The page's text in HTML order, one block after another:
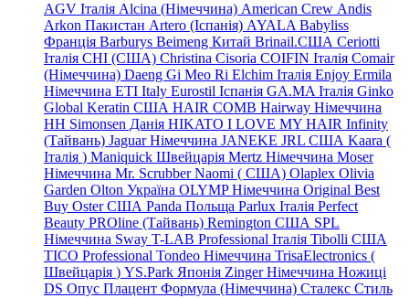
AGV Італія Alcina (Німеччина) American Crew Andis
Arkon Пакистан Artero (Іспанія) AYALA Babyliss
Франція Barburys Beimeng Китай Brinail.США Ceriotti
Італія CHI (США) Christina Cisoria COIFIN Італія Comair
(Німеччина) Daeng Gi Meo Ri Elchim Італія Enjoy Ermila
Німеччина ETI Italy Eurostil Іспанія GA.MA Італія Ginko
Global Keratin США HAIR COMB Hairway Німеччина
HH Simonsen Данія HIKATO I LOVE MY HAIR Infinity
(Тайвань) Jaguar Німеччина JANEKE JRL США Kaara (
Італія ) Maniquick Швейцарія Mertz Німеччина Moser
Німеччина Mr. Scrubber Naomi ( США) Olaplex Olivia
Garden Olton Україна OLYMP Німеччина Original Best
Buy Oster США Panda Польща Parlux Італія Perfect
Beauty PROline (Тайвань) Remington США SPL
Німеччина Sway T-LAB Professional Італія Tibolli США
TICO Professional Tondeo Німеччина TrisaElectronics (
Швейцарія ) YS.Park Японія Zinger Німеччина Ножиці
DS Опус Плацент Формула (Німеччина) Сталекс Стиль